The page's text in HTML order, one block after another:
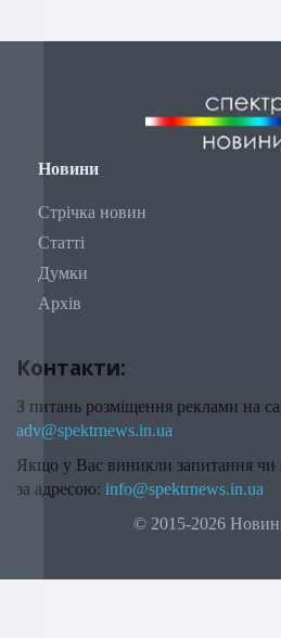
Новини
Стрічка новин
Статті
Думки
Архів
Контакти:
З питань розміщення реклами на
adv@spektrnews.in.ua
Якщо у Вас виникли запитання чи
за адресою: info@spektrnews.in.ua
© 2015-2026